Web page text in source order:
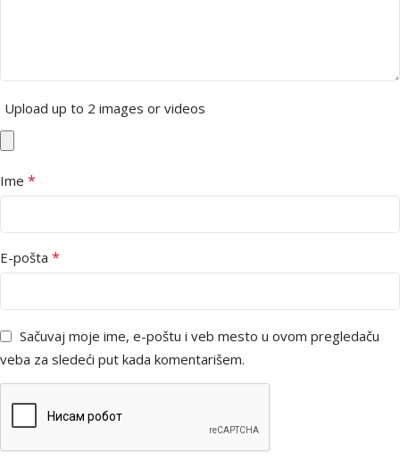
Upload up to 2 images or videos
Ime *
E-pošta *
Sačuvaj moje ime, e-poštu i veb mesto u ovom pregledaču
veba za sledeći put kada komentarišem.